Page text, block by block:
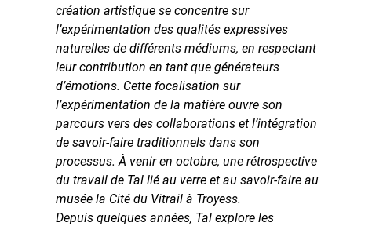
création artistique se concentre sur
l’expérimentation des qualités expressives
naturelles de différents médiums, en respectant
leur contribution en tant que générateurs
d’émotions. Cette focalisation sur
l’expérimentation de la matière ouvre son
parcours vers des collaborations et l’intégration
de savoir-faire traditionnels dans son
processus. À venir en octobre, une rétrospective
du travail de Tal lié au verre et au savoir-faire au
musée la Cité du Vitrailà Troyess.
Depuis quelques années, Tal explore les